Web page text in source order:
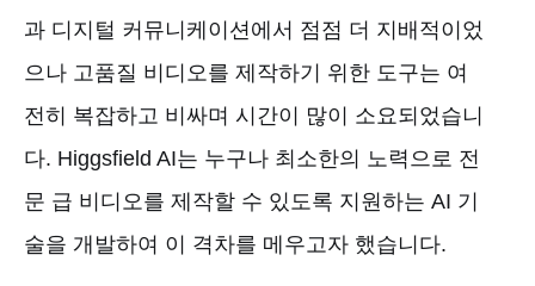
과 디지털 커뮤니케이션에서 점점 더 지배적이었
으나 고품질 비디오를 제작하기 위한 도구는 여
전히 복잡하고 비싸며 시간이 많이 소요되었습니
다. Higgsfield AI는 누구나 최소한의 노력으로 전
문 급 비디오를 제작할 수 있도록 지원하는 AI 기
술을 개발하여 이 격차를 메우고자 했습니다.